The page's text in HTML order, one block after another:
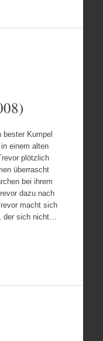
bester Kumpel
einem alten
plötzlich
überrascht
bei ihrem
dazu nach
macht sich
der sich nicht…